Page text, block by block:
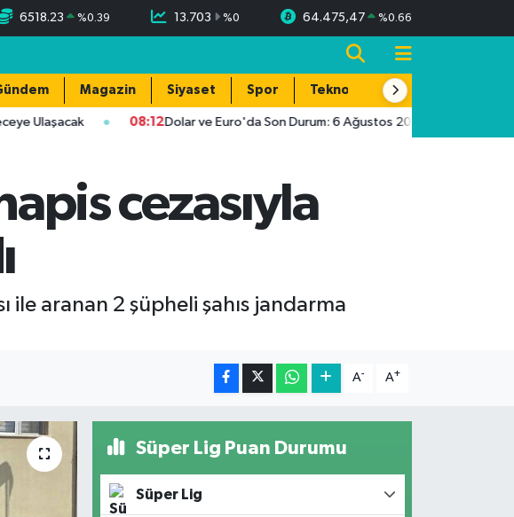
6518.23 %0.39 13.703 %0 64.475,47 %0.66
Magazin Siyaset Spor Teknoloji
08:12 Dolar ve Euro'da Son Durum: 6 Ağustos 2026 Güncel Döviz Kurları
cezasıyla
ile aranan 2 şüpheli şahıs jandarma
A- A+
Süper Lig Puan Durumu
Süper Lig